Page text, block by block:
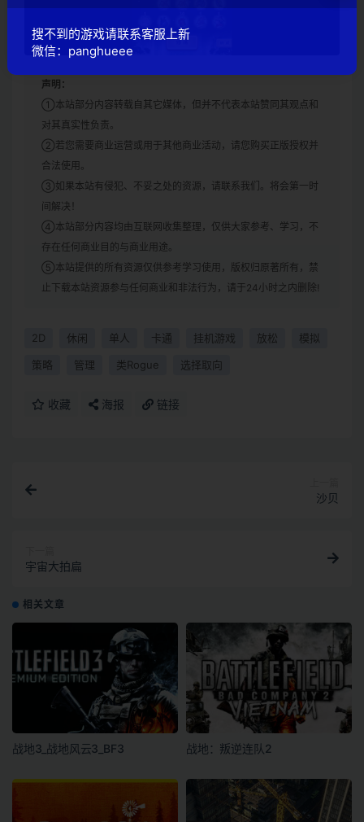
声明：
①本站部分内容转载自其它媒体，但并不代表本站赞同其观点和
对其真实性负责。
②若您需要商业运营或用于其他商业活动，请您购买正版授权并
合法使用。
③如果本站有侵犯、不妥之处的资源，请联系我们。将会第一时
间解决！
④本站部分内容均由互联网收集整理，仅供大家参考、学习，不
存在任何商业目的与商业用途。
⑤本站提供的所有资源仅供参考学习使用，版权归原著所有，禁
止下载本站资源参与任何商业和非法行为，请于24小时之内删除!
2D 休闲 单人 卡通 挂机游戏 放松 模拟
策略 管理 类Rogue 选择取向
收藏 海报 链接
沙贝
宇宙大拍扁
相关文章
战地3_战地风云3_BF3 战地：叛逆连队2
搜不到的游戏请联系客服上新
微信：panghueee